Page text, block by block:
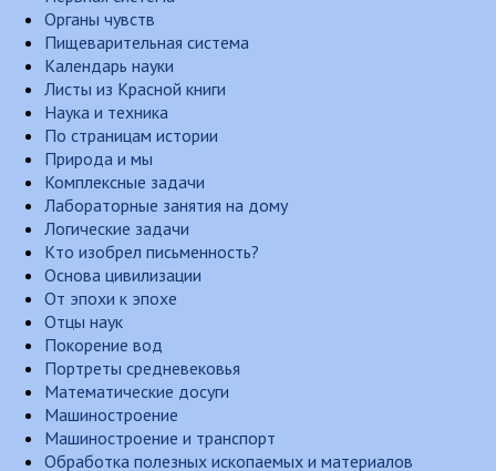
Органы чувств
Пищеварительная система
Календарь науки
Листы из Красной книги
Наука и техника
По страницам истории
Природа и мы
Комплексные задачи
Лабораторные занятия на дому
Логические задачи
Кто изобрел письменность?
Основа цивилизации
От эпохи к эпохе
Отцы наук
Покорение вод
Портреты средневековья
Математические досуги
Машиностроение
Машиностроение и транспорт
Обработка полезных ископаемых и материалов